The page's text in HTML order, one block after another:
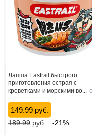
Лапша Еastrail быстрого
приготовления острая с
креветками и морскими во...
149.99 руб.
189.99руб. -21%